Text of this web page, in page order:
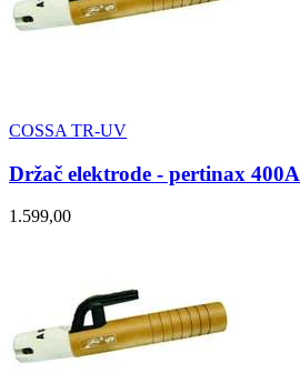
COSSA TR-UV
Držač elektrode - pertinax 400A
1.599,00